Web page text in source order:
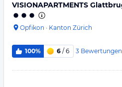
VISIONAPARTMENTS
Opfikon · Kanton Zürich
100% 6 / 6 3 Bewertungen